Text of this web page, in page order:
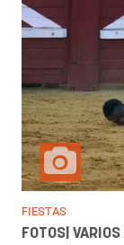
FIESTAS
FOTOS|